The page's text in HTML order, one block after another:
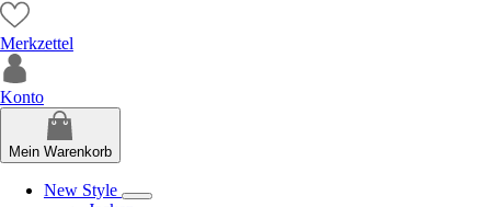
Merkzettel
Konto
Mein Warenkorb
New Style